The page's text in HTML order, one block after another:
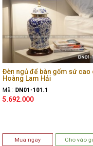
Đèn ngủ để bàn gốm sứ cao
Hoàng Lam Hải
Mã : DN01-101.1
5.692.000
Mua ngay Cho vào